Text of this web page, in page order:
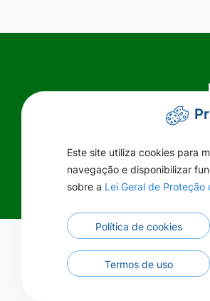
Este site utiliza cookies para
navegação e disponibilizar
sobre a Lei Geral de Proteção
Política de cookies
Termos de uso
©2026 - Prefeitura